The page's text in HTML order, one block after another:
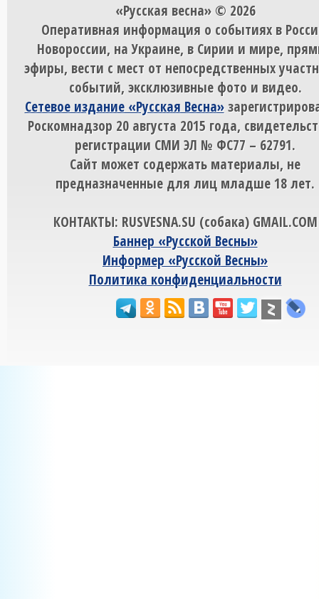
«Русская весна» © 2026
Оперативная информация о событиях в
Новороссии, на Украине, в Сирии и мире,
эфиры, вести с мест от непосредственных
событий, эксклюзивные фото и видео.
Сетевое издание «Русская Весна»
Роскомнадзор 20 августа 2015 года,
регистрации СМИ ЭЛ № ФС77 – 62791.
Сайт может содержать материалы, не
предназначенные для лиц младше 18 лет.
КОНТАКТЫ: RUSVESNA.SU (собака) GMAIL.COM
Баннер «Русской Весны»
Информер «Русской Весны»
Политика конфиденциальности